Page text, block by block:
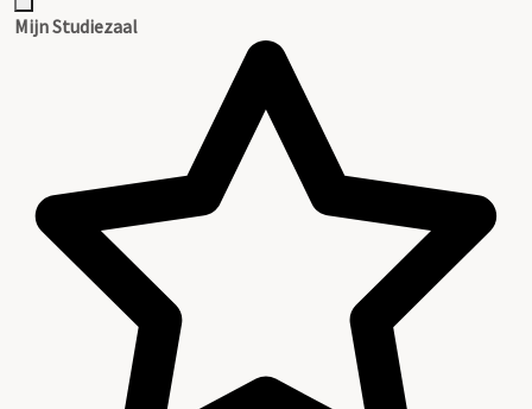
Beschrijving van het archief
Plaatsingslijst
Mijn Studiezaal